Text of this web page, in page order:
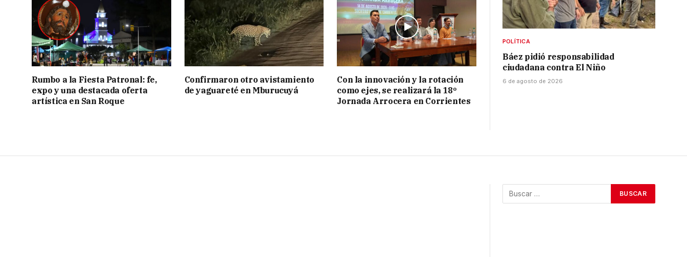
Rumbo a la Fiesta Patronal: fe,
expo y una destacada oferta
artística en San Roque
Confirmaron otro avistamiento
de yaguareté en Mburucuyá
Con la innovación y la rotación
como ejes, se realizará la 18º
Jornada Arrocera en Corrientes
POLÍTICA
Báez pidió responsabilidad
ciudadana contra El Niño
6 de agosto de 2026